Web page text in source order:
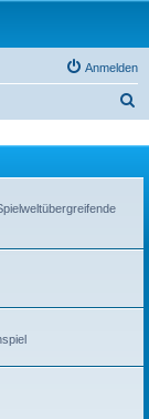
Anmelden
h